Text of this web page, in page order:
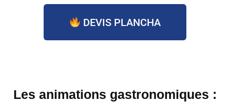
DEVIS PLANCHA
Les animations gastronomiques :